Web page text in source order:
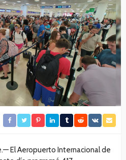
El Aeropuerto Internacional de